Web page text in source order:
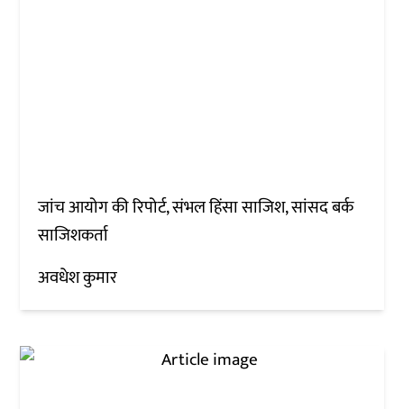
जांच आयोग की रिपोर्ट, संभल हिंसा साजिश, सांसद बर्क
साजिशकर्ता
अवधेश कुमार